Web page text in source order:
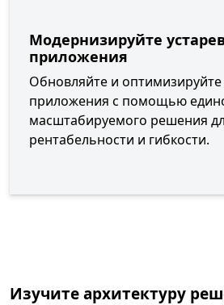
Модернизируйте
приложения
Обновляйте и
приложения с помощью
масштабируемого решения
рентабельности и гибкости.
Изучите архитектуру